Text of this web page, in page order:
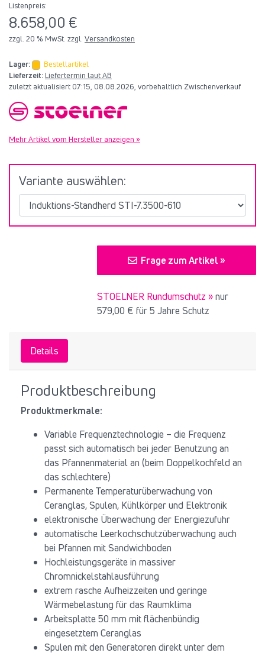
Listenpreis:
8.658,00 €
zzgl. 20 % MwSt. zzgl. Versandkosten
Lager:
Bestellartikel
Lieferzeit: Liefertermin laut AB
zuletzt aktualisiert 07:15, 08.08.2026, vorbehaltlich Zwischenverkauf
Mehr Artikel vom Hersteller anzeigen »
Variante auswählen:
Frage zum Artikel »
STOELNER Rundumschutz »nur
579,00 €für 5 Jahre Schutz
Details
Produktbeschreibung
Produktmerkmale:
Variable Frequenztechnologie – die Frequenz
passt sich automatisch bei jeder Benutzung an
das Pfannenmaterial an (beim Doppelkochfeld an
das schlechtere)
Permanente Temperaturüberwachung von
Ceranglas, Spulen, Kühlkörper und Elektronik
elektronische Überwachung der Energiezufuhr
automatische Leerkochschutzüberwachung auch
bei Pfannen mit Sandwichboden
Hochleistungsgeräte in massiver
Chromnickelstahlausführung
extrem rasche Aufheizzeiten und geringe
Wärmebelastung für das Raumklima
Arbeitsplatte 50 mm mit flächenbündig
eingesetztem Ceranglas
Spulen mit den Generatoren direkt unter dem